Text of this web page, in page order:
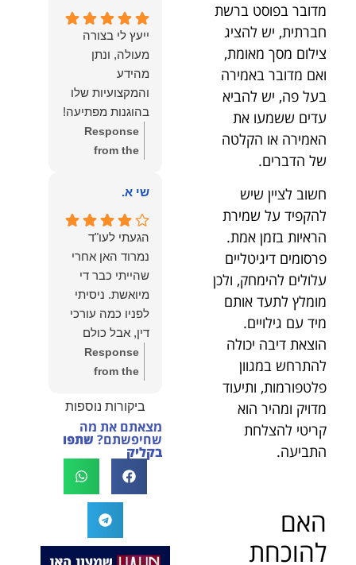
מדובר בפוסט ברשת
חברתית, יש להציג
צילום מסך מאומת,
ואם מדובר באמירה
בעל פה, יש להביא
עדים ששמעו את
האמירה או הקלטה
של הדברים.
חשוב לציין שיש
להקפיד על שמירת
הראיות בזמן אמת.
פרסומים דיגיטליים
עלולים להימחק, ולכן
מומלץ לתעד אותם
מיד עם גילויים.
הוצאת דיבה יכולה
להתרחש במגוון
פלטפורמות, ותיעוד
מדויק ומהיר הוא
קריטי להצלחת
התביעה.
האם
להוכחת
.והצגת אמת
.תודה לכם תמיד
תשאירו לי אור
בעניים .
והחמות! כיף
גדול לשמוע
שהרגשת בידיים
טובות. בשביל
הצוות שלנו זה
שווה את הכל.
נשמח תמיד
לעמוד לרשותך!
משרד עורכי דין
ונוטריון
ייעץ לי בצורה
מעולה, ונתן
מהידע
והמקצועיות שלו
בהוגנות מפתיעה!
Response
from the
יהודה, תודה
שמחנו מאוד
לשמוע שהייעוץ
עזר לך ושהיית
מרוצה.
מבחינתנו הוגנות
ומקצועיות הן
מעל הכל. נשמח
תמיד לעמוד
לרשותך בהמשך
שי א.
הגעתי לעו"ד
נמרוד האן אחרי
שהייתי כבר די
מיואשת. ניסיתי
לפניו כמה עורכי
דין, אבל כולם
נרתעו כי היה
מדובר בנושא
וסירבו לקחת
אותו.לאחר
שסיפרתי בקצרה
המקרה, הוא
החליט לייצג אותי
בלי לחשוב
פעמיים, הקשיב
לי ולקח את התיק
Response
from the
רבה על המילים
החמות ועל
האמון. שמחנו
לעמוד לצידך,
במיוחד בתיק לא
פשוט, ומאחלים
לך המון הצלחה
בהמשך. תמיד
כאן בשבילך.
ביקורות נוספות
מצאתם את מה
שחיפשתם? שתפו
בקליק